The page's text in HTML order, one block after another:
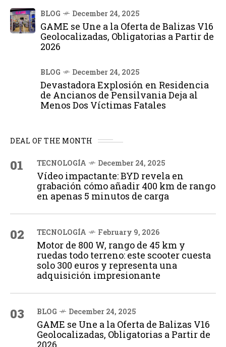
BLOG December 24, 2025
GAME se Une a la Oferta de Balizas V16
Geolocalizadas, Obligatorias a Partir de
2026
BLOG December 24, 2025
Devastadora Explosión en Residencia
de Ancianos de Pensilvania Deja al
Menos Dos Víctimas Fatales
DEAL OF THE MONTH
01 TECNOLOGÍA December 24, 2025
Vídeo impactante: BYD revela en
grabación cómo añadir 400 km de rango
en apenas 5 minutos de carga
02 TECNOLOGÍA February 9, 2026
Motor de 800 W, rango de 45 km y
ruedas todo terreno: este scooter cuesta
solo 300 euros y representa una
adquisición impresionante
03 BLOG December 24, 2025
GAME se Une a la Oferta de Balizas V16
Geolocalizadas, Obligatorias a Partir de